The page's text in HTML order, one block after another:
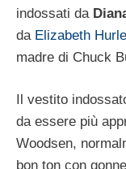
indossati da
da Elizabeth
madre di Chuck
Il vestito
da essere più
Woodsen,
bon ton con